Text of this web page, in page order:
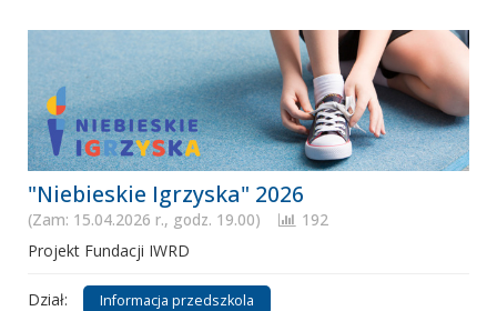
"Niebieskie Igrzyska" 2026
(Zam: 15.04.2026 r., godz. 19.00)
192
Projekt Fundacji IWRD
Dział: Informacja przedszkola